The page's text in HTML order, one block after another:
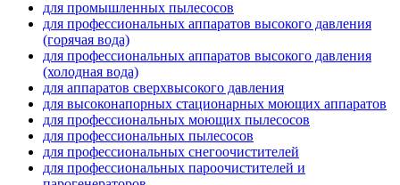
для промышленных пылесосов
для профессиональных аппаратов высокого давления
(горячая вода)
для профессиональных аппаратов высокого давления
(холодная вода)
для аппаратов сверхвысокого давления
для высоконапорных стационарных моющих аппаратов
для профессиональных моющих пылесосов
для профессиональных пылесосов
для профессиональных снегоочистителей
для профессиональных пароочистителей и